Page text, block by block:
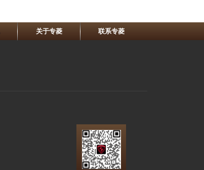
关于专菱 联系专菱